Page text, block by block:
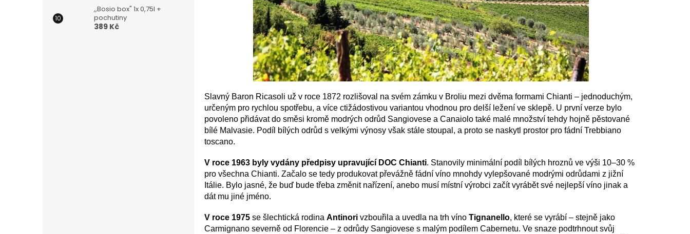
,,Bosio box" 1x 0,75l +
pochutiny
389 Kč
Slavný Baron Ricasoli už v roce 1872 rozlišoval na svém zámku v Broliu mezi dvěma formami Chianti – jednoduchým,
určeným pro rychlou spotřebu, a více ctižádostivou variantou vhodnou pro delší ležení ve sklepě. U první verze bylo
povoleno přidávat do směsi kromě modrých odrůd Sangiovese a Canaiolo také malé množství tehdy hojně pěstované
bílé Malvasie. Podíl bílých odrůd s velkými výnosy však stále stoupal, a proto se naskytl prostor pro fádní Trebbiano
toscano.
V roce 1963 byly vydány předpisy upravující DOC Chianti. Stanovily minimální podíl bílých hroznů ve výši 10–30 %
pro všechna Chianti. Začalo se tedy produkovat převážně fádní víno mnohdy vylepšované modrými odrůdami z jižní
Itálie. Bylo jasné, že buď bude třeba změnit nařízení, anebo musí místní výrobci začít vyrábět své nejlepší víno jinak a
dát mu jiné jméno.
V roce 1975 se šlechtická rodina Antinori vzbouřila a uvedla na trh víno Tignanello, které se vyrábí – stejně jako
Carmignano severně od Florencie – z odrůdy Sangiovese s malým podílem Cabernetu. Ve snaze podtrhnout svůj